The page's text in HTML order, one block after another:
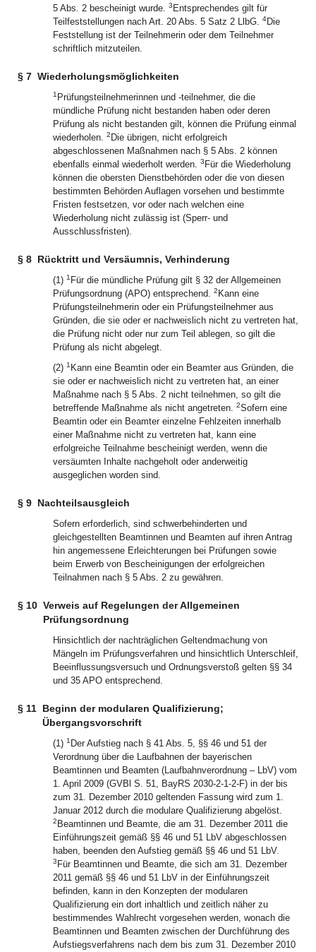
5 Abs. 2 bescheinigt wurde. 3 Entsprechendes gilt für
Teilfeststellungen nach Art. 20 Abs. 5 Satz 2 LlbG. 4Die
Feststellung ist der Teilnehmerin oder dem Teilnehmer
schriftlich mitzuteilen.
§ 7 Wiederholungsmöglichkeiten
1 Prüfungsteilnehmerinnen und -teilnehmer, die die
mündliche Prüfung nicht bestanden haben oder deren
Prüfung als nicht bestanden gilt, können die Prüfung einmal
wiederholen. 2 Die übrigen, nicht erfolgreich
abgeschlossenen Maßnahmen nach § 5 Abs. 2 können
ebenfalls einmal wiederholt werden. 3 Für die Wiederholung
können die obersten Dienstbehörden oder die von diesen
bestimmten Behörden Auflagen vorsehen und bestimmte
Fristen festsetzen, vor oder nach welchen eine
Wiederholung nicht zulässig ist (Sperr- und
Ausschlussfristen).
§ 8 Rücktritt und Versäumnis, Verhinderung
(1) 1 Für die mündliche Prüfung gilt § 32 der Allgemeinen
Prüfungsordnung (APO) entsprechend. 2 Kann eine
Prüfungsteilnehmerin oder ein Prüfungsteilnehmer aus
Gründen, die sie oder er nachweislich nicht zu vertreten hat,
die Prüfung nicht oder nur zum Teil ablegen, so gilt die
Prüfung als nicht abgelegt.
(2) 1 Kann eine Beamtin oder ein Beamter aus Gründen, die
sie oder er nachweislich nicht zu vertreten hat, an einer
Maßnahme nach § 5 Abs. 2 nicht teilnehmen, so gilt die
betreffende Maßnahme als nicht angetreten. 2Sofern eine
Beamtin oder ein Beamter einzelne Fehlzeiten innerhalb
einer Maßnahme nicht zu vertreten hat, kann eine
erfolgreiche Teilnahme bescheinigt werden, wenn die
versäumten Inhalte nachgeholt oder anderweitig
ausgeglichen worden sind.
§ 9 Nachteilsausgleich
Sofern erforderlich, sind schwerbehinderten und
gleichgestellten Beamtinnen und Beamten auf ihren Antrag
hin angemessene Erleichterungen bei Prüfungen sowie
beim Erwerb von Bescheinigungen der erfolgreichen
Teilnahmen nach § 5 Abs. 2 zu gewähren.
§ 10 Verweis auf Regelungen der Allgemeinen
Prüfungsordnung
Hinsichtlich der nachträglichen Geltendmachung von
Mängeln im Prüfungsverfahren und hinsichtlich Unterschleif,
Beeinflussungsversuch und Ordnungsverstoß gelten §§ 34
und 35 APO entsprechend.
§ 11 Beginn der modularen Qualifizierung;
Übergangsvorschrift
(1) 1 Der Aufstieg nach § 41 Abs. 5, §§ 46 und 51 der
Verordnung über die Laufbahnen der bayerischen
Beamtinnen und Beamten (Laufbahnverordnung – LbV) vom
1. April 2009 (GVBl S. 51, BayRS 2030-2-1-2-F) in der bis
zum 31. Dezember 2010 geltenden Fassung wird zum 1.
Januar 2012 durch die modulare Qualifizierung abgelöst.
2 Beamtinnen und Beamte, die am 31. Dezember 2011 die
Einführungszeit gemäß §§ 46 und 51 LbV abgeschlossen
haben, beenden den Aufstieg gemäß §§ 46 und 51 LbV.
3 Für Beamtinnen und Beamte, die sich am 31. Dezember
2011 gemäß §§ 46 und 51 LbV in der Einführungszeit
befinden, kann in den Konzepten der modularen
Qualifizierung ein dort inhaltlich und zeitlich näher zu
bestimmendes Wahlrecht vorgesehen werden, wonach die
Beamtinnen und Beamten zwischen der Durchführung des
Aufstiegsverfahrens nach dem bis zum 31. Dezember 2010